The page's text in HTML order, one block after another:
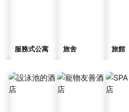
服務式公寓 旅舍 旅館